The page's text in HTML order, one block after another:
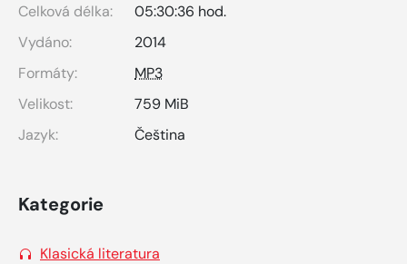
Celková délka:
05:30:36 hod.
Vydáno:
2014
Formáty:
MP3
Velikost:
759 MiB
Jazyk:
Čeština
Kategorie
Klasická literatura